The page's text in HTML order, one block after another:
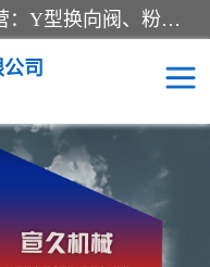
永嘉宣久机械科技有限公司主营：Y型换向阀、粉体换向阀、板式换向阀、三通换向阀、三通换向器、三通分路阀、管路换向阀等产品及服务。
司
换向阀
料换向阀